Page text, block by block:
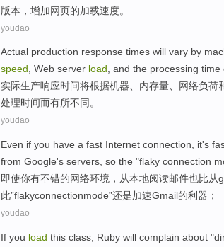
版本 ， 增加网页的加载速度。
youdao
Actual production response times will vary by
speed, Web server load, and the processing time
实际生产响应时间将根据机器、内存量、 网络负荷
处理时间而有所不同。
youdao
Even if you have a fast Internet connection , it's
from Google's servers so the "flaky connection
即使你有不错的网络环境， 从本地阅读邮件也比从
此”flakyconnectionmode”还是加速Gmail的利器；
youdao
If you load this class Ruby will complain about "